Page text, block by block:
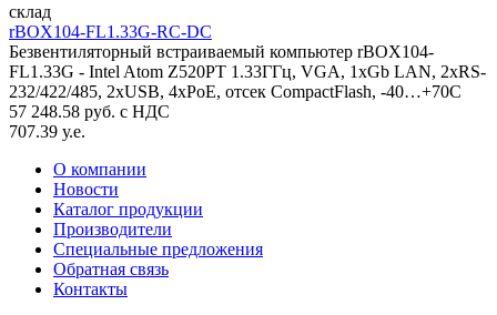
склад
rBOX104-FL1.33G-RC-DC
Безвентиляторный встраиваемый компьютер rBOX104-
FL1.33G - Intel Atom Z520PT 1.33ГГц, VGA, 1xGb LAN, 2xRS-
232/422/485, 2xUSB, 4xPoE, отсек CompactFlash, -40…+70C
57 248.58 руб. с НДС
707.39 у.е.
О компании
Новости
Каталог продукции
Производители
Специальные предложения
Обратная связь
Контакты